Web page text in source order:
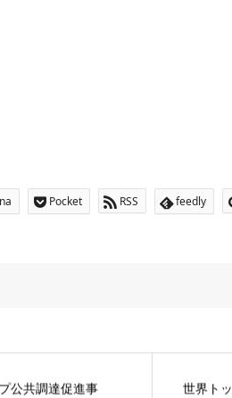
Pocket RSS feedly
公共調達促進事
世界ト